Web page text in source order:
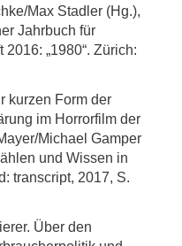
Max Stadler (Hg.),
Jahrbuch für
„1980“. Zürich:
kurzen Form der
im Horrorfilm der
Michael Gamper
und Wissen in
transcript, 2017, S.
Über den